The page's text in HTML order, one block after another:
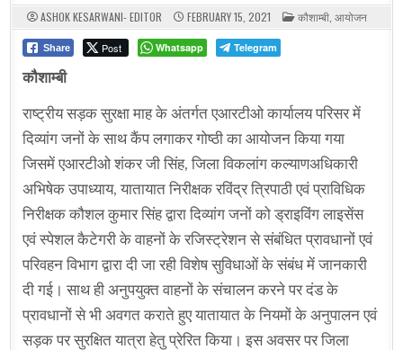
ASHOK KESARWANI- EDITOR FEBRUARY 15, 2021 POSTED
IN
कौशाम्बी आयोजन
Share Post Whatsapp Telegram
कौशाम्बी
राष्ट्रीय सड़क सुरक्षा माह के अंतर्गत एआरटीओ कार्यालय परिसर में
दिव्यांग जनों के साथ कैंप लगाकर गोष्ठी का आयोजन किया गया
जिसमें एआरटीओ शंकर जी सिंह, जिला विकलांग कल्याणअधिकारी
अभिषेक उपाध्याय, यातायात निरीक्षक रविंद्र त्रिपाठी एवं प्राविधिक
निरीक्षक कौशल कुमार सिंह द्वारा दिव्यांग जनों को ड्राइविंग लाइसेंस
एवं स्पेशल कैटेगरी के वाहनों के रजिस्ट्रेशन से संबंधित प्रावधानों एवं
परिवहन विभाग द्वारा दी जा रही विशेष सुविधाओं के संबंध में जानकारी
दी गई। साथ ही अनुपयुक्त वाहनों के संचालन करने पर दंड के
प्रावधानों से भी अवगत कराते हुए यातायात के नियमों के अनुपालन एवं
सड़क पर सुरक्षित यात्रा हेतु प्रेरित किया। इस अवसर पर जिला